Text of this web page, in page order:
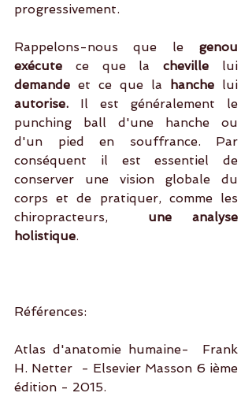
progressivement.
Rappelons-nous que le genou
exécute ce que la cheville lui
demande et ce que la hanche lui
autorise. Il est généralement le
punching ball d'une hanche ou
d'un pied en souffrance. Par
conséquent il est essentiel de
conserver une vision globale du
corps et de pratiquer, comme les
chiropracteurs, une analyse
holistique.
Références:
Atlas d'anatomie humaine-  Frank
H. Netter  - Elsevier Masson 6 ième
édition - 2015.